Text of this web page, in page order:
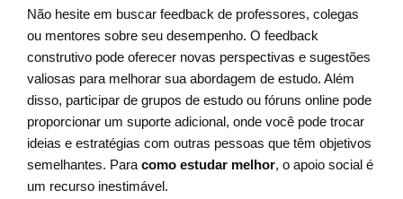
Não hesite em buscar feedback de professores, colegas
ou mentores sobre seu desempenho. O feedback
construtivo pode oferecer novas perspectivas e sugestões
valiosas para melhorar sua abordagem de estudo. Além
disso, participar de grupos de estudo ou fóruns online pode
proporcionar um suporte adicional, onde você pode trocar
ideias e estratégias com outras pessoas que têm objetivos
semelhantes. Para como estudar melhor, o apoio social é
um recurso inestimável.